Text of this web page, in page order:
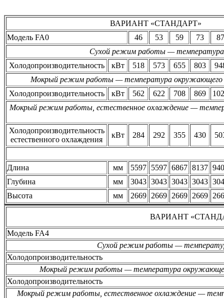
ВАРИАНТ «СТАНДАРТ»
Модель FA0
46 53 59 73
87
Сухой режим работы — температура
Холодопроизводительность
кВт 518 573 655 803
Мокрый режим работы — температура окружающего
Холодопроизводительность
кВт 562 622 708 869
Мокрый режим работы, естественное охлаждение —
Холодопроизводительность
естественного охлаждения
кВт 284 292 355 430
Длина мм 5597 5597 6867 8137
Глубина
мм 3043 3043 3043 3043
Высота
мм 2669 2669 2669 2669
ВАРИАНТ
Модель FA4
Сухой режим работы —
Холодопроизводительность
Мокрый режим работы — температура
Холодопроизводительность
Мокрый режим работы, естественное охлаждение —